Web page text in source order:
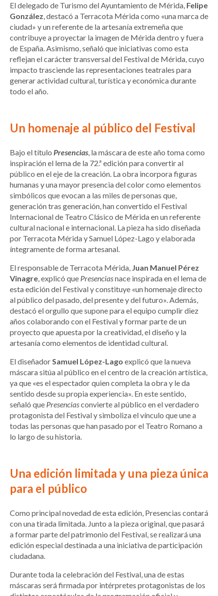
El delegado de Turismo del Ayuntamiento de Mérida, Felipe
González, destacó a Terracota Mérida como «una marca de
ciudad» y un referente de la artesanía extremeña que
contribuye a proyectar la imagen de Mérida dentro y fuera
de España. Asimismo, señaló que iniciativas como esta
reflejan el carácter transversal del Festival de Mérida, cuyo
impacto trasciende las representaciones teatrales para
generar actividad cultural, turística y económica durante
todo el año.
Un homenaje al público del Festival
Bajo el título Presencias, la máscara de este año toma como
inspiración el lema de la 72.ª edición para convertir al
público en el eje de la creación. La obra incorpora figuras
humanas y una mayor presencia del color como elementos
simbólicos que evocan a las miles de personas que,
generación tras generación, han convertido el Festival
Internacional de Teatro Clásico de Mérida en un referente
cultural nacional e internacional. La pieza ha sido diseñada
por Terracota Mérida y Samuel López-Lago y elaborada
íntegramente de forma artesanal.
El responsable de Terracota Mérida, Juan Manuel Pérez
Vinagre, explicó que Presenciasnace inspirada en el lema de
esta edición del Festival y constituye «un homenaje directo
al público del pasado, del presente y del futuro». Además,
destacó el orgullo que supone para el equipo cumplir diez
años colaborando con el Festival y formar parte de un
proyecto que apuesta por la creatividad, el diseño y la
artesanía como elementos de identidad cultural.
El diseñadorSamuel López-Lago explicó que la nueva
máscara sitúa al público en el centro de la creación artística,
ya que «es el espectador quien completa la obra y le da
sentido desde su propia experiencia». En este sentido,
señaló que Presenciasconvierte al público en el verdadero
protagonista del Festival y simboliza el vínculo que une a
todas las personas que han pasado por el Teatro Romano a
lo largo de su historia.
Una edición limitada y una pieza única
para el público
Como principal novedad de esta edición, Presencias contará
con una tirada limitada. Junto a la pieza original, que pasará
a formar parte del patrimonio del Festival, se realizará una
edición especial destinada a una iniciativa de participación
ciudadana.
Durante toda la celebración del Festival, una de estas
máscaras será firmada por intérpretes protagonistas de los